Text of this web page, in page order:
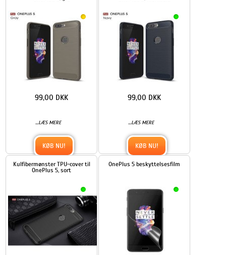
...LÆS MERE
99,00 DKK
KØB NU!
...LÆS MERE
99,00 DKK
KØB NU!
Kulfibermønster TPU-cover til
OnePlus 5, sort
OnePlus 5 beskyttelsesfilm